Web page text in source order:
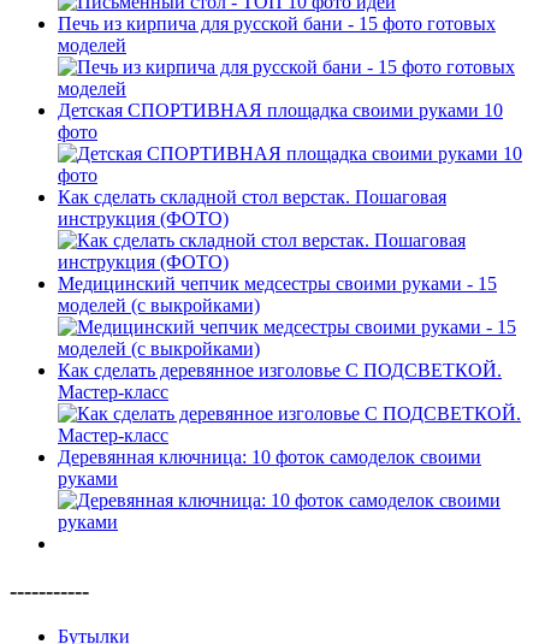
Печь из кирпича для русской бани - 15 фото готовых
моделей
Детская СПОРТИВНАЯ площадка своими руками 10
фото
Как сделать складной стол верстак. Пошаговая
инструкция (ФОТО)
Медицинский чепчик медсестры своими руками - 15
моделей (с выкройками)
Как сделать деревянное изголовье С ПОДСВЕТКОЙ.
Мастер-класс
Деревянная ключница: 10 фоток самоделок своими
руками
-----------
Бутылки